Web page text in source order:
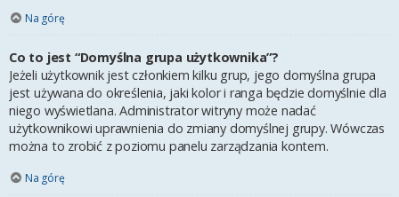
Na górę
Co to jest “Domyślna grupa użytkownika”?
Jeżeli użytkownik jest członkiem kilku grup, jego domyślna grupa
jest używana do określenia, jaki kolor i ranga będzie domyślnie dla
niego wyświetlana. Administrator witryny może nadać
użytkownikowi uprawnienia do zmiany domyślnej grupy. Wówczas
można to zrobić z poziomu panelu zarządzania kontem.
Na górę